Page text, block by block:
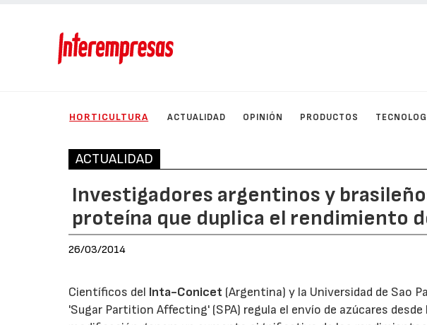
HORTICULTURA ACTUALIDAD OPINIÓN PRODUCTOS
ACTUALIDAD
Investigadores argentinos y
proteína que duplica el rendimiento
26/03/2014
Científicos del Inta-Conicet (Argentina) y la Universidad de Sao
'Sugar Partition Affecting' (SPA) regula el envío de azúcares